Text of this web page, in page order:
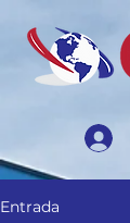
Entrada